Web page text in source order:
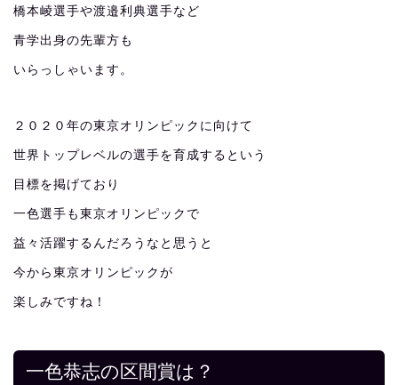
橋本崚選手や渡邉利典選手など
青学出身の先輩方も
いらっしゃいます。
２０２０年の東京オリンピックに向けて
世界トップレベルの選手を育成するという
目標を掲げており
一色選手も東京オリンピックで
益々活躍するんだろうなと思うと
今から東京オリンピックが
楽しみですね！
一色恭志の区間賞は？